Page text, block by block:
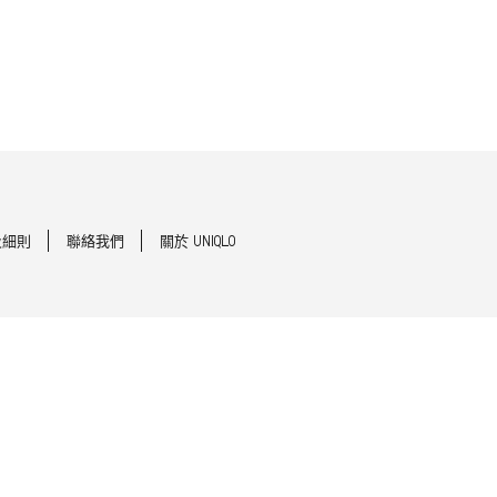
則 聯絡我們 關於 UNIQLO